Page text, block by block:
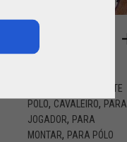
CAPACETE
CAPACETE
POLO,CAVALEIRO,PARA
JOGADOR, PARA
MONTAR, PARA PÓLO